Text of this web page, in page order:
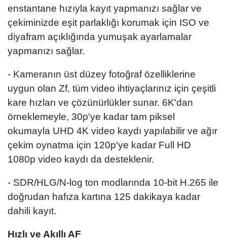
enstantane hızıyla kayıt yapmanızı sağlar ve
çekiminizde eşit parlaklığı korumak için ISO ve
diyafram açıklığında yumuşak ayarlamalar
yapmanızı sağlar.
- Kameranın üst düzey fotoğraf özelliklerine
uygun olan Zf, tüm video ihtiyaçlarınız için çeşitli
kare hızları ve çözünürlükler sunar. 6K'dan
örneklemeyle, 30p'ye kadar tam piksel
okumayla UHD 4K video kaydı yapılabilir ve ağır
çekim oynatma için 120p'ye kadar Full HD
1080p video kaydı da desteklenir.
- SDR/HLG/N-log ton modlarında 10-bit H.265 ile
doğrudan hafıza kartına 125 dakikaya kadar
dahili kayıt.
Hızlı ve Akıllı AF